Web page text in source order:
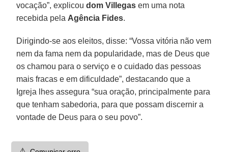
vocação”, explicoudom Villegas em uma nota
recebida pela Agência Fides.
Dirigindo-se aos eleitos, disse: “Vossa vitória não vem
nem da fama nem da popularidade, mas de Deus que
os chamou para o serviço e o cuidado das pessoas
mais fracas e em dificuldade”, destacando que a
Igreja lhes assegura “sua oração, principalmente para
que tenham sabedoria, para que possam discernir a
vontade de Deus para o seu povo”.
⚠️